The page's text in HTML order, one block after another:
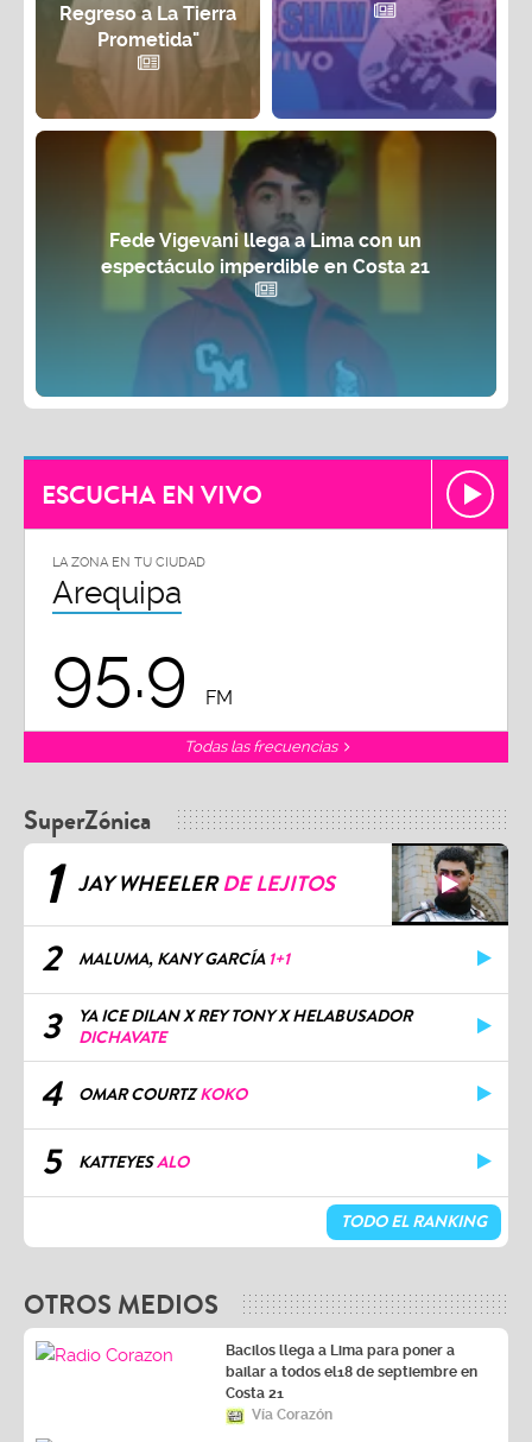
Regreso a La Tierra
Prometida"
Fede Vigevani llega a Lima con un
espectáculo imperdible en Costa 21
ESCUCHA EN VIVO
LA ZONA EN TU CIUDAD
Arequipa
95.9 FM
Todas las frecuencias
SuperZónica
1 JAY WHEELERDE LEJITOS
2 MALUMA, KANY GARCÍA 1+1
3
YA ICE DILAN X REY TONY X HELABUSADOR
DICHAVATE
4 OMAR COURTZKOKO
5 KATTEYESALO
TODO EL RANKING
OTROS MEDIOS
Bacilos llega a Lima para poner a
bailar a todos el18 de septiembre en
Costa 21
Vía Corazón